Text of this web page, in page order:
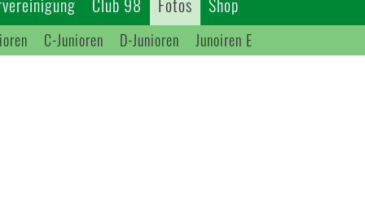
C-Junioren D-Junioren Junoiren E